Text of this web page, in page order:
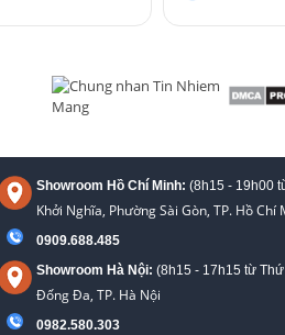
Showroom Hồ Chí Minh: (8h15 - 19h00
Khởi Nghĩa, Phường Sài Gòn, TP. Hồ Chí
0909.688.485
Showroom Hà Nội: (8h15 - 17h15 từ
Đống Đa, TP. Hà Nội
0982.580.303